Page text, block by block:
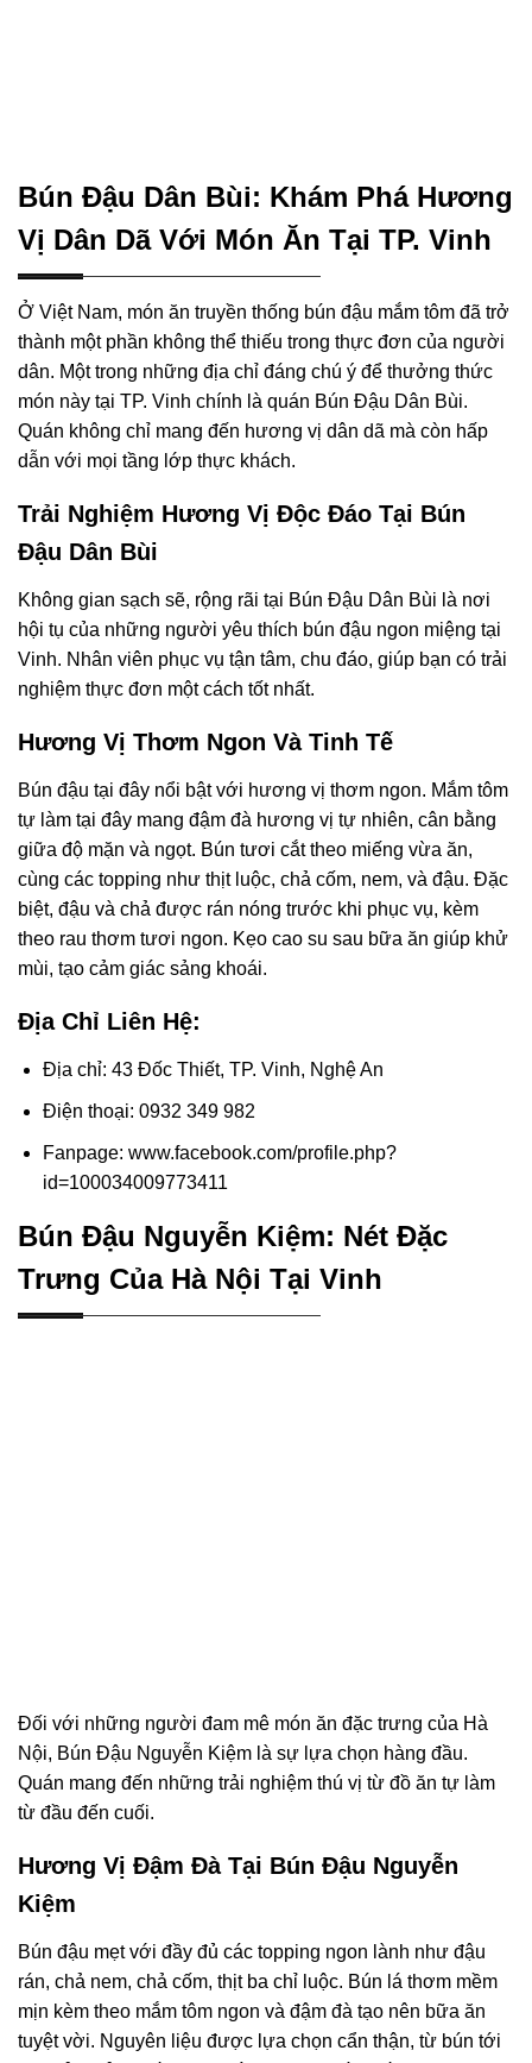
Bún Đậu Dân Bùi: Khám Phá Hương
Vị Dân Dã Với Món Ăn Tại TP. Vinh
Ở Việt Nam, món ăn truyền thống bún đậu mắm tôm đã trở
thành một phần không thể thiếu trong thực đơn của người
dân. Một trong những địa chỉ đáng chú ý để thưởng thức
món này tại TP. Vinh chính là quán Bún Đậu Dân Bùi.
Quán không chỉ mang đến hương vị dân dã mà còn hấp
dẫn với mọi tầng lớp thực khách.
Trải Nghiệm Hương Vị Độc Đáo Tại Bún
Đậu Dân Bùi
Không gian sạch sẽ, rộng rãi tại Bún Đậu Dân Bùi là nơi
hội tụ của những người yêu thích bún đậu ngon miệng tại
Vinh. Nhân viên phục vụ tận tâm, chu đáo, giúp bạn có trải
nghiệm thực đơn một cách tốt nhất.
Hương Vị Thơm Ngon Và Tinh Tế
Bún đậu tại đây nổi bật với hương vị thơm ngon. Mắm tôm
tự làm tại đây mang đậm đà hương vị tự nhiên, cân bằng
giữa độ mặn và ngọt. Bún tươi cắt theo miếng vừa ăn,
cùng các topping như thịt luộc, chả cốm, nem, và đậu. Đặc
biệt, đậu và chả được rán nóng trước khi phục vụ, kèm
theo rau thơm tươi ngon. Kẹo cao su sau bữa ăn giúp khử
mùi, tạo cảm giác sảng khoái.
Địa Chỉ Liên Hệ:
Địa chỉ: 43 Đốc Thiết, TP. Vinh, Nghệ An
Điện thoại: 0932 349 982
Fanpage: www.facebook.com/profile.php?
id=100034009773411
Bún Đậu Nguyễn Kiệm: Nét Đặc
Trưng Của Hà Nội Tại Vinh
Đối với những người đam mê món ăn đặc trưng của Hà
Nội, Bún Đậu Nguyễn Kiệm là sự lựa chọn hàng đầu.
Quán mang đến những trải nghiệm thú vị từ đồ ăn tự làm
từ đầu đến cuối.
Hương Vị Đậm Đà Tại Bún Đậu Nguyễn
Kiệm
Bún đậu mẹt với đầy đủ các topping ngon lành như đậu
rán, chả nem, chả cốm, thịt ba chỉ luộc. Bún lá thơm mềm
mịn kèm theo mắm tôm ngon và đậm đà tạo nên bữa ăn
tuyệt vời. Nguyên liệu được lựa chọn cẩn thận, từ bún tới